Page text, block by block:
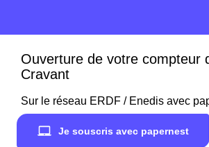
Ouverture de votre compteur
Cravant
Sur le réseau ERDF / Enedis avec
Je souscris avec papernest